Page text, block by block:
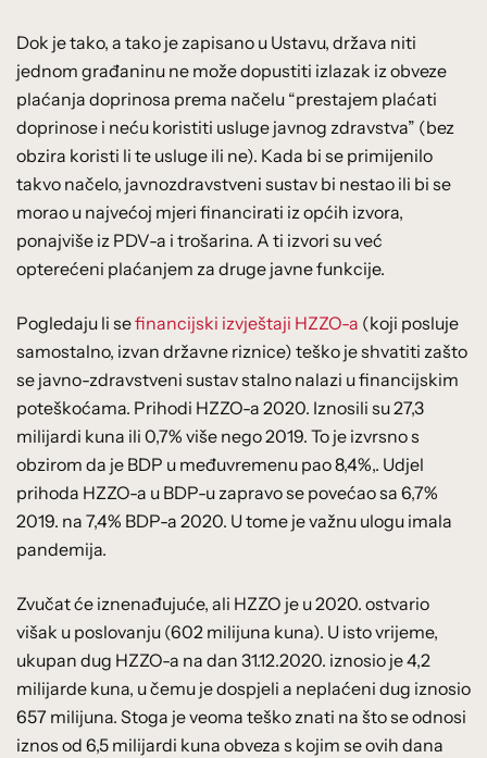
Dok je tako, a tako je zapisano u Ustavu, država niti
jednom građaninu ne može dopustiti izlazak iz obveze
plaćanja doprinosa prema načelu “prestajem plaćati
doprinose i neću koristiti usluge javnog zdravstva” (bez
obzira koristi li te usluge ili ne). Kada bi se primijenilo
takvo načelo, javnozdravstveni sustav bi nestao ili bi se
morao u najvećoj mjeri financirati iz općih izvora,
ponajviše iz PDV-a i trošarina. A ti izvori su već
opterećeni plaćanjem za druge javne funkcije.
Pogledaju li sefinancijski izvještaji HZZO-a (koji posluje
samostalno, izvan državne riznice) teško je shvatiti zašto
se javno-zdravstveni sustav stalno nalazi u financijskim
poteškoćama. Prihodi HZZO-a 2020. Iznosili su 27,3
milijardi kuna ili 0,7% više nego 2019. To je izvrsno s
obzirom da je BDP u međuvremenu pao 8,4%,. Udjel
prihoda HZZO-a u BDP-u zapravo se povećao sa 6,7%
2019. na 7,4% BDP-a 2020. U tome je važnu ulogu imala
pandemija.
Zvučat će iznenađujuće, ali HZZO je u 2020. ostvario
višak u poslovanju (602 milijuna kuna). U isto vrijeme,
ukupan dug HZZO-a na dan 31.12.2020. iznosio je 4,2
milijarde kuna, u čemu je dospjeli a neplaćeni dug iznosio
657 milijuna. Stoga je veoma teško znati na što se odnosi
iznos od 6,5 milijardi kuna obveza s kojim se ovih dana